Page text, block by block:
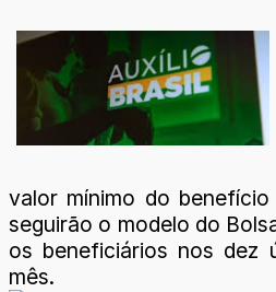
valor mínimo do
seguirão o modelo do
os beneficiários nos dez
mês.